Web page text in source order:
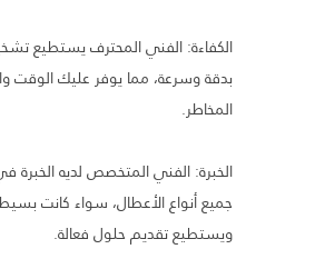
الكفاءة: الفني المحترف يستطيع
بدقة وسرعة، مما يوفر عليك الوقت
المخاطر.
الخبرة: الفني المتخصص لديه الخبرة
جميع أنواع الأعطال، سواء كانت
ويستطيع تقديم حلول فعالة.